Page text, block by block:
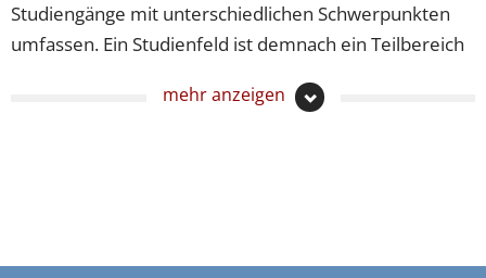
Studiengänge mit unterschiedlichen Schwerpunkten
umfassen. Ein Studienfeld ist demnach ein Teilbereich
ähnliche Studiengänge zusammengefasst sind. Wenn
mehr anzeigen